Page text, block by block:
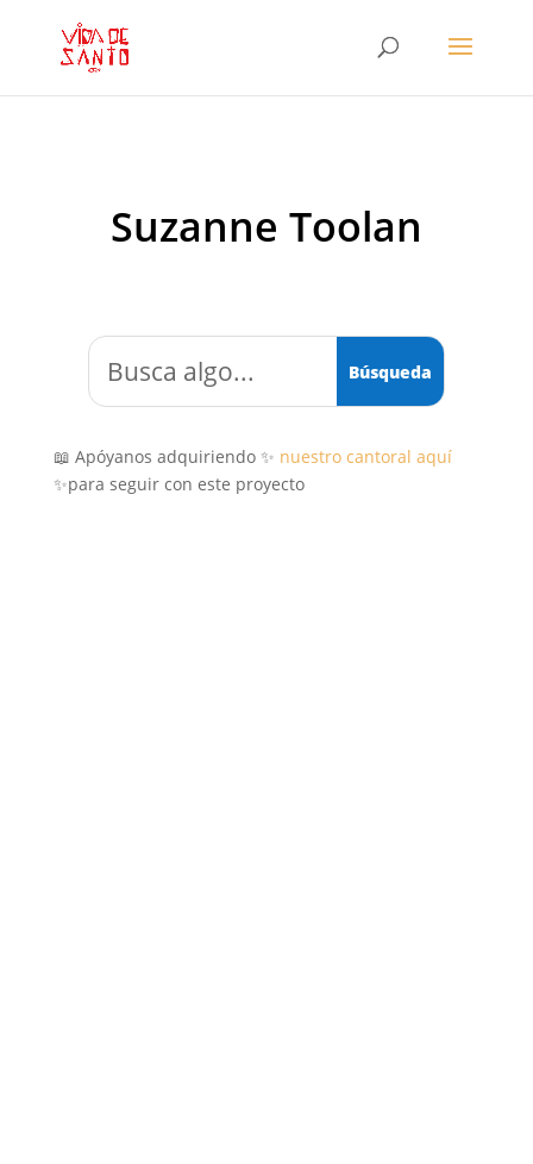
Suzanne Toolan
📖 Apóyanos adquiriendo ✨ nuestro cantoral aquí
✨para seguir con este proyecto